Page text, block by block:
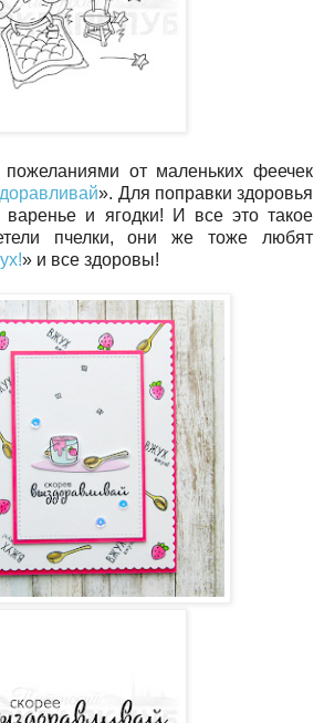
пожеланиями от маленьких феечек
». Для поправки здоровья
и ягодки! И все это такое
пчелки, они же тоже любят
» и все здоровы!